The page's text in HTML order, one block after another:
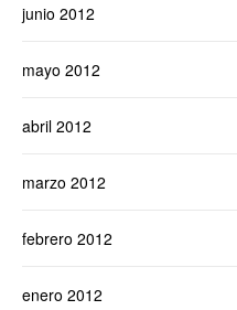
junio 2012
mayo 2012
abril 2012
marzo 2012
febrero 2012
enero 2012